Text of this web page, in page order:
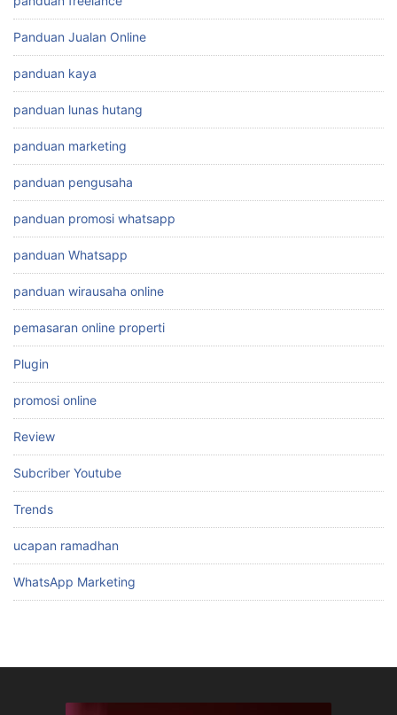
Panduan Jualan Online
panduan kaya
panduan lunas hutang
panduan marketing
panduan pengusaha
panduan promosi whatsapp
panduan Whatsapp
panduan wirausaha online
pemasaran online properti
Plugin
promosi online
Review
Subcriber Youtube
Trends
ucapan ramadhan
WhatsApp Marketing